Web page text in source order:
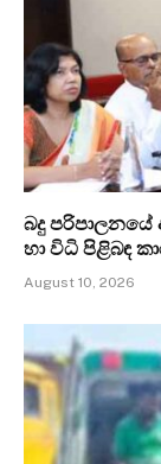
බදු පරිපාලනයේ
හා විධි පිළිබඳ
August 10, 2026